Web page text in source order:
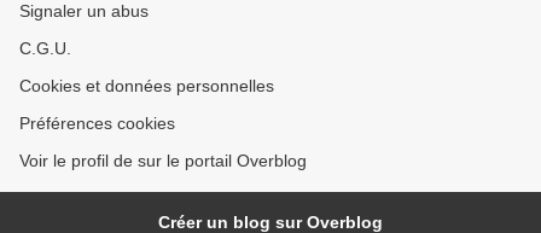
Signaler un abus
C.G.U.
Cookies et données personnelles
Préférences cookies
Voir le profil de sur le portail Overblog
Créer un blog sur Overblog